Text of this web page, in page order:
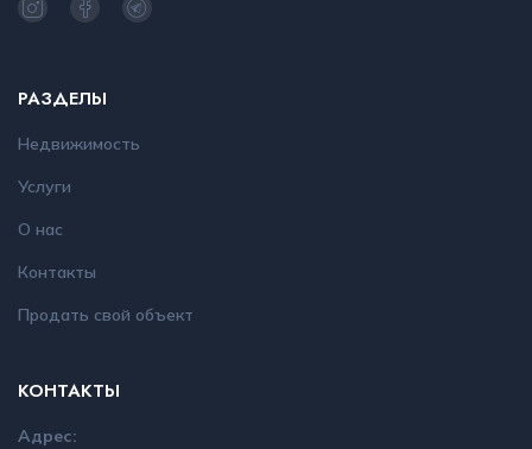
РАЗДЕЛЫ
Недвижимость
Услуги
О нас
Контакты
Продать свой объект
КОНТАКТЫ
Адрес: